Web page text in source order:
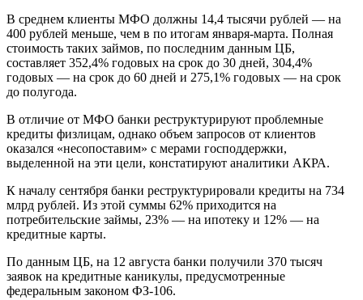
В среднем клиенты МФО должны 14,4 тысячи рублей — на
400 рублей меньше, чем в по итогам января-марта. Полная
стоимость таких займов, по последним данным ЦБ,
составляет 352,4% годовых на срок до 30 дней, 304,4%
годовых — на срок до 60 дней и 275,1% годовых — на срок
до полугода.
В отличие от МФО банки реструктурируют проблемные
кредиты физлицам, однако объем запросов от клиентов
оказался «несопоставим» с мерами господдержки,
выделенной на эти цели, констатируют аналитики АКРА.
К началу сентября банки реструктурировали кредиты на 734
млрд рублей. Из этой суммы 62% приходится на
потребительские займы, 23% — на ипотеку и 12% — на
кредитные карты.
По данным ЦБ, на 12 августа банки получили 370 тысяч
заявок на кредитные каникулы, предусмотренные
федеральным законом ФЗ-106.